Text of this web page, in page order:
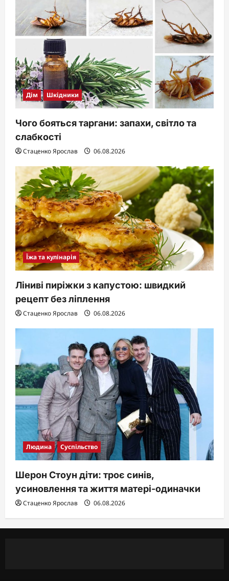
Дім Шкідники
Чого бояться таргани: запахи, світло та
слабкості
Стаценко Ярослав 06.08.2026
Їжа та кулінарія
Ліниві пиріжки з капустою: швидкий
рецепт без ліплення
Стаценко Ярослав 06.08.2026
Людина Суспільство
Шерон Стоун діти: троє синів,
усиновлення та життя матері-одиначки
Стаценко Ярослав 06.08.2026